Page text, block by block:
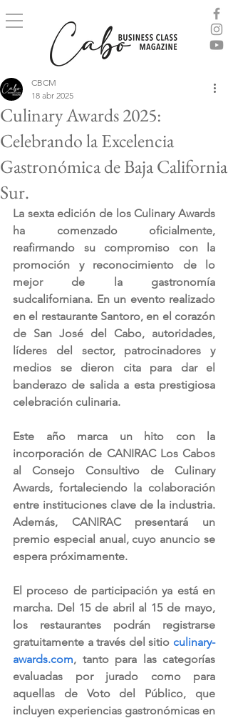
Culinary Awards 2025:
Celebrando la Excelencia
Gastronómica de Baja California
Sur.
CBCM
18 abr 2025
La sexta edición de los Culinary Awards
ha comenzado oficialmente,
reafirmando su compromiso con la
promoción y reconocimiento de lo
mejor de la gastronomía
sudcaliforniana. En un evento realizado
en el restaurante Santoro, en el corazón
de San José del Cabo, autoridades,
líderes del sector, patrocinadores y
medios se dieron cita para dar el
banderazo de salida a esta prestigiosa
celebración culinaria.
Este año marca un hito con la
incorporación de CANIRAC Los Cabos
al Consejo Consultivo de Culinary
Awards, fortaleciendo la colaboración
entre instituciones clave de la industria.
Además, CANIRAC presentará un
premio especial anual, cuyo anuncio se
espera próximamente.
El proceso de participación ya está en
marcha. Del 15 de abril al 15 de mayo,
los restaurantes podrán registrarse
gratuitamente a través del sitio culinary-
awards.com, tanto para las categorías
evaluadas por jurado como para
aquellas de Voto del Público, que
incluyen experiencias gastronómicas en